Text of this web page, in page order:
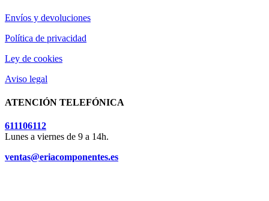
Envíos y devoluciones
Política de privacidad
Ley de cookies
Aviso legal
ATENCIÓN TELEFÓNICA
611106112
Lunes a viernes de 9 a 14h.
ventas@eriacomponentes.es